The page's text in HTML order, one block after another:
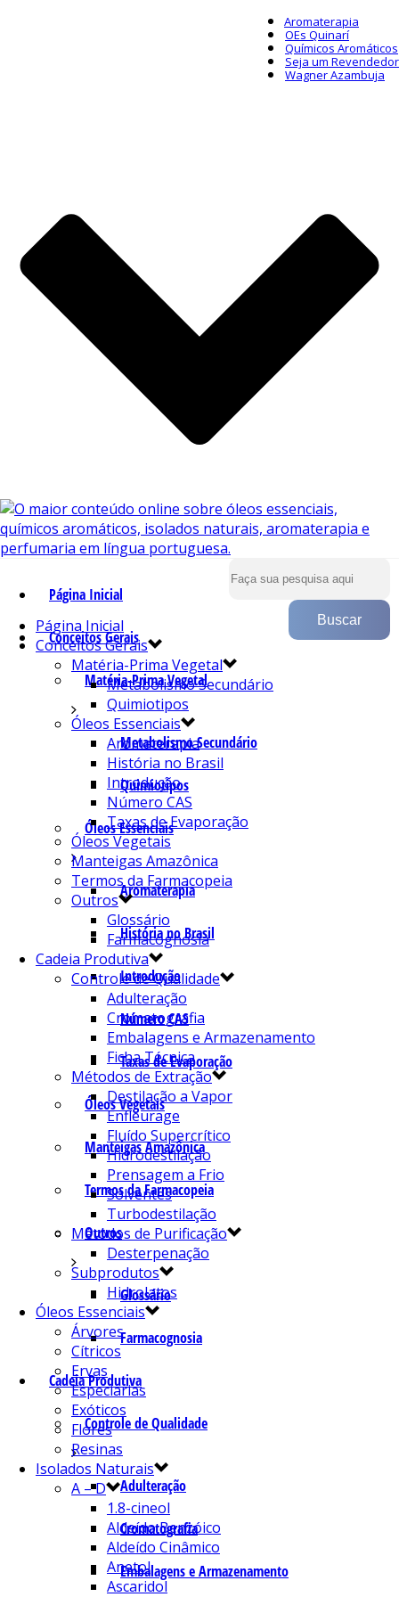
Aromaterapia
OEs Quinarí
Químicos Aromáticos
Seja um Revendedor
Wagner Azambuja
Página Inicial
Conceitos Gerais
Matéria-Prima Vegetal
Metabolismo Secundário
Quimiotipos
Óleos Essenciais
Aromaterapia
História no Brasil
Introdução
Número CAS
Taxas de Evaporação
Óleos Vegetais
Manteigas Amazônica
Termos da Farmacopeia
Outros
Glossário
Farmacognosia
Cadeia Produtiva
Controle de Qualidade
Adulteração
Cromatografia
Embalagens e Armazenamento
Página Inicial
Conceitos Gerais
Matéria-Prima Vegetal
Metabolismo Secundário
Quimiotipos
Óleos Essenciais
Aromaterapia
História no Brasil
Introdução
Número CAS
Taxas de Evaporação
Óleos Vegetais
Manteigas Amazônica
Termos da Farmacopeia
Outros
Glossário
Farmacognosia
Cadeia Produtiva
Controle de Qualidade
Adulteração
Cromatografia
Embalagens e Armazenamento
Ficha Técnica
Métodos de Extração
Destilação a Vapor
Enfleurage
Fluído Supercrítico
Hidrodestilação
Prensagem a Frio
Solventes
Turbodestilação
Métodos de Purificação
Desterpenação
Subprodutos
Hidrolatos
Óleos Essenciais
Árvores
Cítricos
Ervas
Especiarias
Exóticos
Flores
Resinas
Isolados Naturais
A – D
1.8-cineol
Aldeído Benzóico
Aldeído Cinâmico
Anetol
Ascaridol